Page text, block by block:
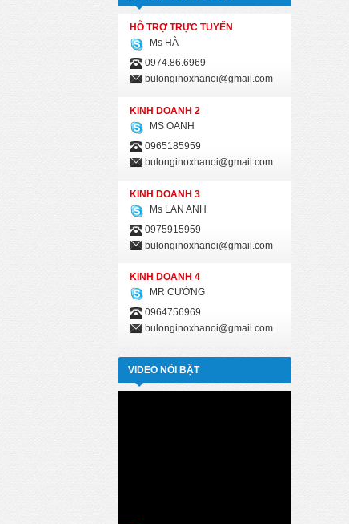
HỖ TRỢ TRỰC TUYẾN
Ms HÀ
0974.86.6969
bulonginoxhanoi@gmail.com
KINH DOANH 2
MS OANH
0965185959
bulonginoxhanoi@gmail.com
KINH DOANH 3
Ms LAN ANH
0975915959
bulonginoxhanoi@gmail.com
KINH DOANH 4
MR CƯỜNG
0964756969
bulonginoxhanoi@gmail.com
VIDEO NỔI BẬT